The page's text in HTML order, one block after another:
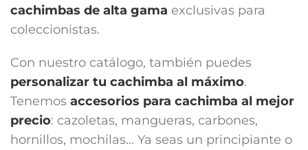
cachimbas de alta gama exclusivas para
coleccionistas.
Con nuestro catálogo, también puedes
personalizar tu cachimba al máximo.
Tenemos accesorios para cachimba al mejor
precio: cazoletas, mangueras, carbones,
hornillos, mochilas... Ya seas un principiante o